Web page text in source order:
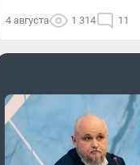
4 августа 1 314 11